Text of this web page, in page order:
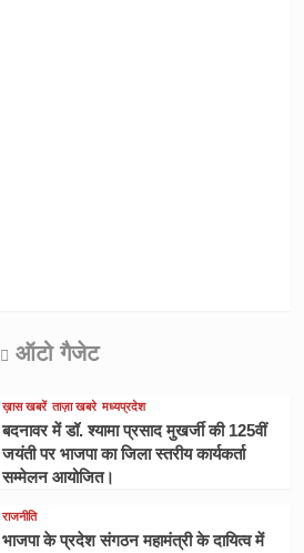
ऑटो गैजेट
ख़ास खबरें ताज़ा खबरे मध्यप्रदेश
बदनावर में डॉ. श्यामा प्रसाद मुखर्जी की 125वीं
जयंती पर भाजपा का जिला स्तरीय कार्यकर्ता
सम्मेलन आयोजित।
राजनीति
भाजपा के प्रदेश संगठन महामंत्री के दायित्व में